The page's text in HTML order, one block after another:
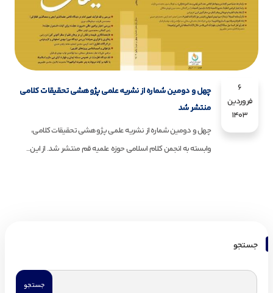
6
فروردین
1403
چهل و دومین شماره از نشریه علمی پژوهشی تحقیقات کلامی
منتشر شد
چهل و دومین شماره از نشریه علمی پژوهشی تحقیقات کلامی،
وابسته به انجمن کلام اسلامی حوزه علمیه قم منتشر شد. از این...
جستجو